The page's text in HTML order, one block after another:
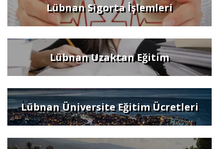
Lübnan Sigorta İşlemleri
Lübnan Uzaktan Eğitim
Lübnan Üniversite Eğitim Ücretleri